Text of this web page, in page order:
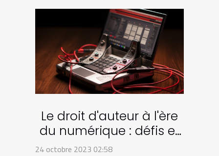
Le droit d'auteur à l'ère
du numérique : défis et
perspectives
24 octobre 2023 02:58